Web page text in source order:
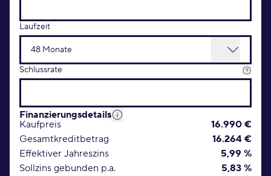
Laufzeit
Schlussrate
Finanzierungsdetails
Kaufpreis
16.990 €
Gesamtkreditbetrag
16.264 €
Effektiver Jahreszins
5,99 %
Sollzins gebunden p.a.
5,83 %